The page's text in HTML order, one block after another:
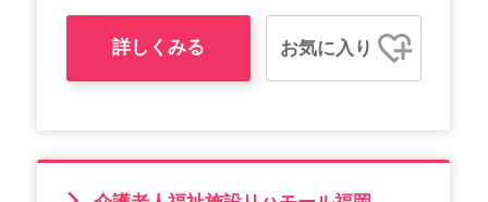
詳しくみる お気に入り